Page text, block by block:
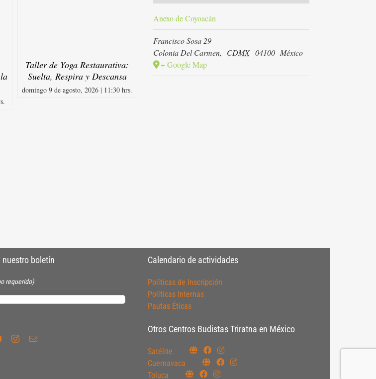
Taller de Yoga Restaurativa:
Suelta, Respira y Descansa
domingo 9 de agosto, 2026 | 11:30 hrs.
Anexo de Coyoacán
Francisco Sosa 29
Colonia Del Carmen, CDMX 04100 México
+ Google Map
nuestro boletín
requerido)
Calendario de actividades
Políticas de Inscripción
Políticas Internas
Pautas Éticas
Otros Centros Budistas Triratna en México
Satélite
Cuernavaca
Toluca